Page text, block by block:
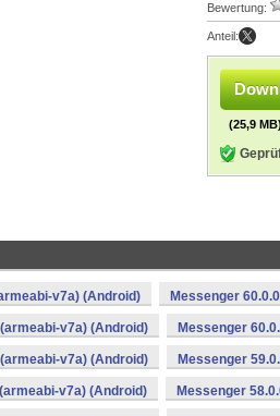
Bewertung:
Anteil:
(25,9 MB)
v7a) (Android) Messenger
v7a) (Android) Messenger
v7a) (Android) Messenger
v7a) (Android) Messenger